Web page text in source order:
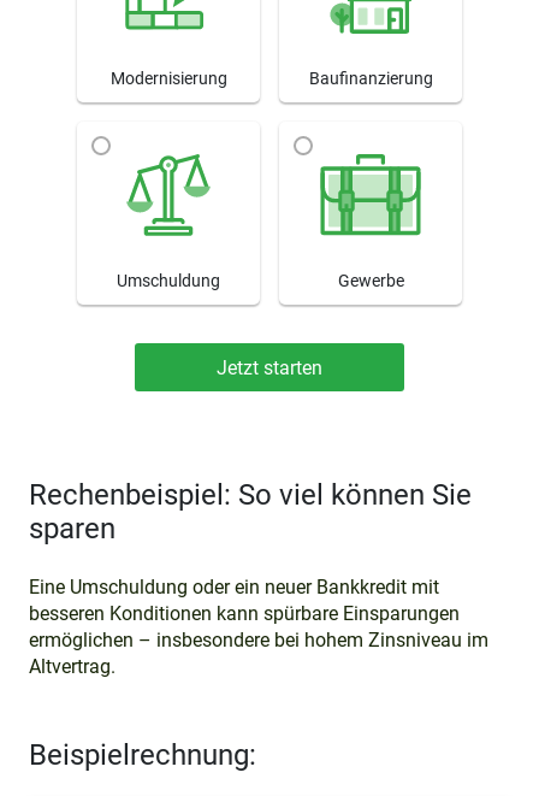
Modernisierung Baufinanzierung
Umschuldung Gewerbe
Rechenbeispiel: So viel können Sie
sparen
Eine Umschuldung oder ein neuer Bankkredit mit
besseren Konditionen kann spürbare Einsparungen
ermöglichen – insbesondere bei hohem Zinsniveau im
Altvertrag.
Beispielrechnung: